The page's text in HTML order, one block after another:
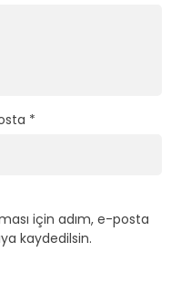
*
için adım, e-posta
kaydedilsin.